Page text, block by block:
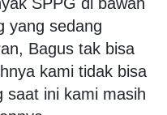
yang sedang
Bagus tak bisa
kami tidak bisa
saat ini kami masih